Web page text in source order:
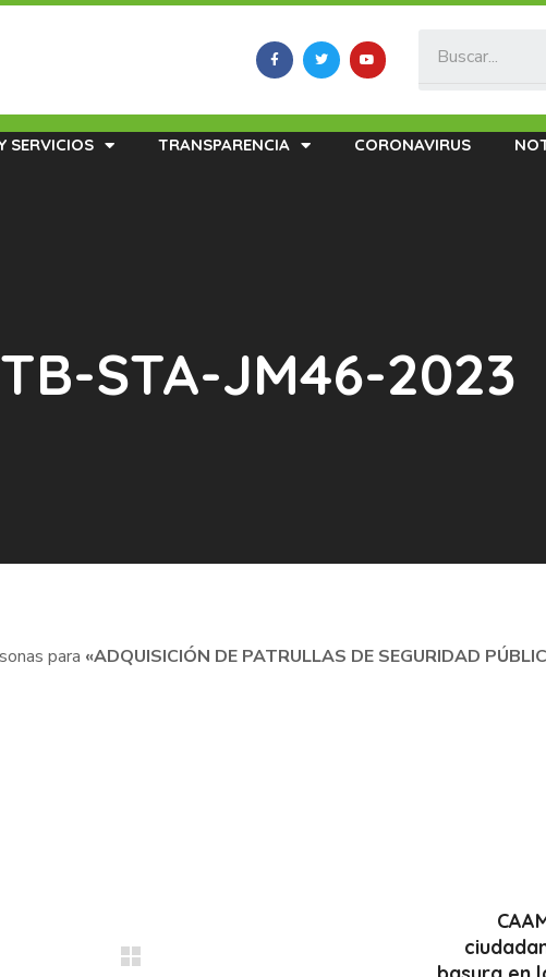
SERVICIOS TRANSPARENCIA CORONAVIRUS
STA-JM46-2023
para «ADQUISICIÓN DE PATRULLAS DE SEGURIDAD